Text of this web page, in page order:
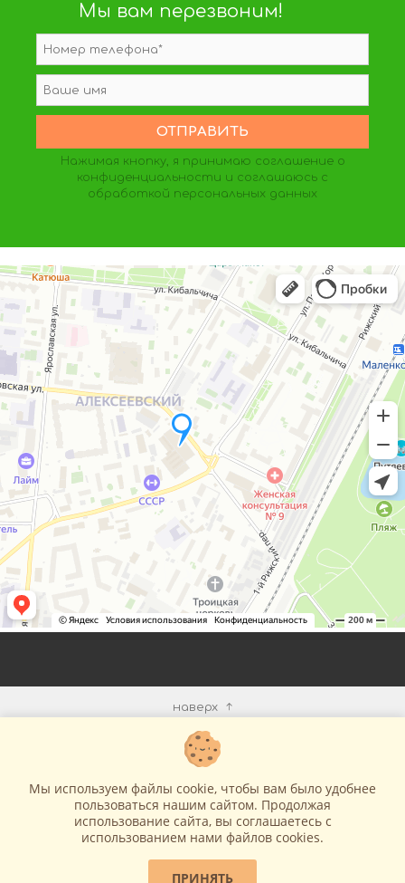
Мы вам перезвоним!
Нажимая кнопку, я принимаю соглашение о
конфиденциальности и соглашаюсь с
обработкой персональных данных
наверх
ИНФОРМАЦИЯ
МЫ В СЕТИ
Мы используем файлы cookie, чтобы вам было удобнее
пользоваться нашим сайтом. Продолжая
использование сайта, вы соглашаетесь c
использованием нами файлов cookies.
ПРИНЯТЬ